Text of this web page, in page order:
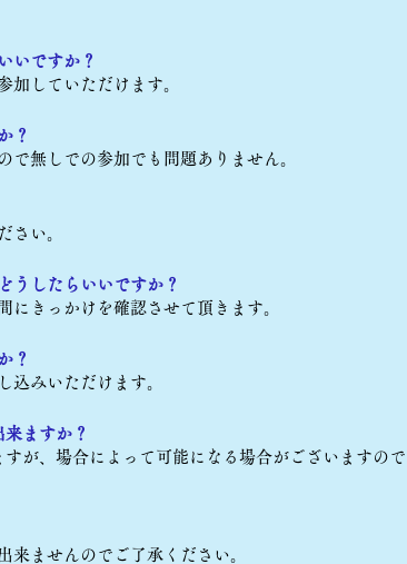
いですか？
加していただけます。
か？
で無しでの参加でも問題ありません。
さい。
うしたらいいですか？
にきっかけを確認させて頂きます。
か？
込みいただけます。
来ますか？
が、場合によって可能になる場合がございますの
来ませんのでご了承ください。